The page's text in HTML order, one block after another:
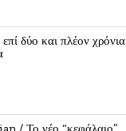
δύο και πλέον χρόνια
/ Το νέο “κεφάλαιο”